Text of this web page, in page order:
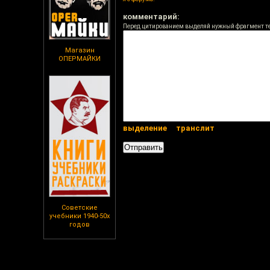
Магазин
ОПЕРМАЙКИ
Советские
учебники 1940-50х
годов
комментарий:
Перед цитированием выделяй нужный фрагмент
выделение транслит